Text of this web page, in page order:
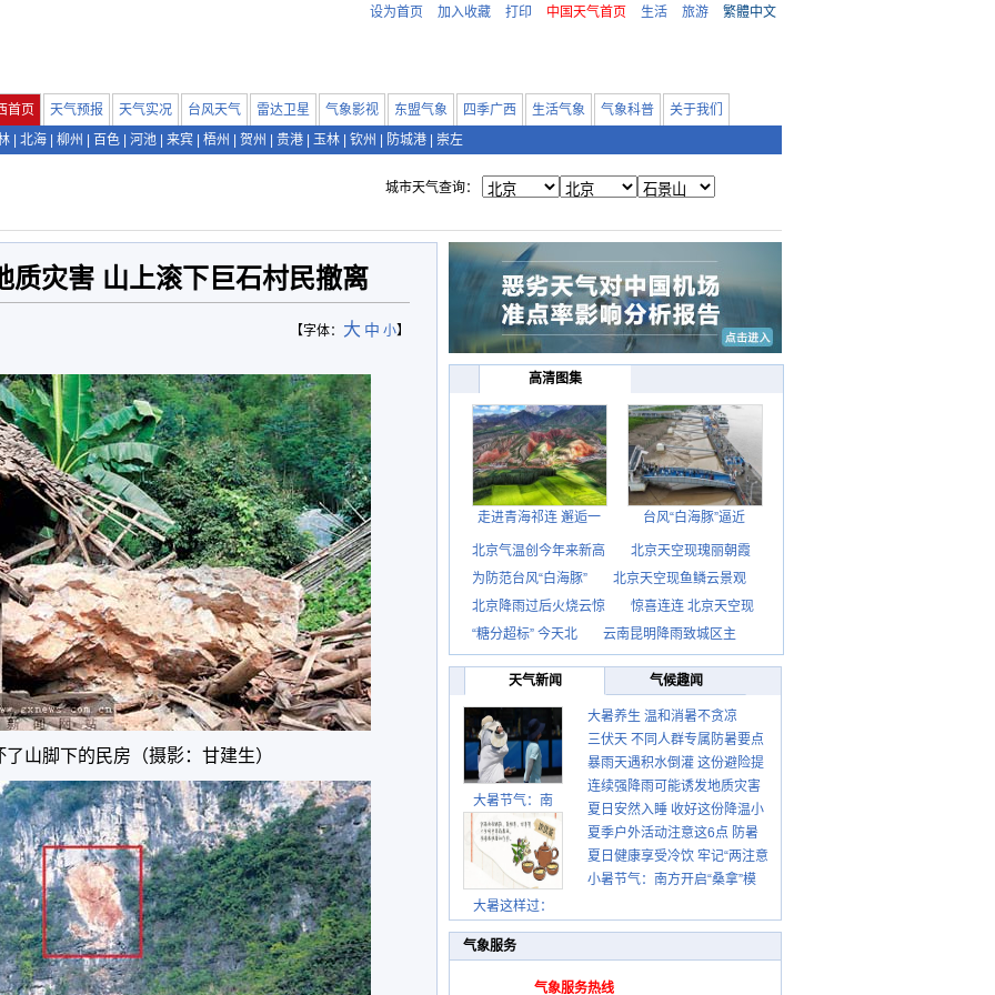
设为首页 加入收藏 打印 中国天气首页 生活 旅游 繁體中文
首页 天气预报 天气实况 台风天气 雷达卫星 气象影视 东盟气象 四季广西 生活气象 气象科普
关于我们
北海 柳州 百色 河池 来宾 梧州 贺州 贵港 玉林 钦州 防城港 崇左
城市天气查询：
质灾害 山上滚下巨石村民撤离
【字体： 大 中 小】
了山脚下的民房（摄影：甘建生）
高清图集
走进青海祁连 邂逅一 台风“白海豚”逼近
北京气温创今年来新高
北京天空现瑰丽朝霞
为防范台风“白海豚”
北京天空现鱼鳞云景观
北京降雨过后火烧云惊
惊喜连连 北京天空现
“糖分超标” 今天北
云南昆明降雨致城区主
天气新闻 气候趣闻
大暑节气：南
大暑这样过：
大暑养生 温和消暑不贪凉
三伏天 不同人群专属防暑要点
请收好
暴雨天遇积水倒灌 这份避险提
示请收好
连续强降雨可能诱发地质灾害
这些前兆要知道
夏日安然入睡 收好这份降温小
贴士
夏季户外活动注意这6点 防暑
健身两不误
夏日健康享受冷饮 牢记“两注意
一控制”
小暑节气：南方开启“桑拿”模
气象服务
气象服务热线